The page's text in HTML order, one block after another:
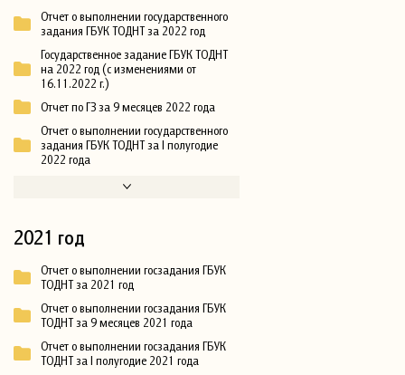
Отчет о выполнении государственного
задания ГБУК ТОДНТ за 2022 год
Государственное задание ГБУК ТОДНТ
на 2022 год (с изменениями от
16.11.2022 г.)
Отчет по ГЗ за 9 месяцев 2022 года
Отчет о выполнении государственного
задания ГБУК ТОДНТ за I полугодие
2022 года
2021 год
Отчет о выполнении госзадания ГБУК
ТОДНТ за 2021 год
Отчет о выполнении госзадания ГБУК
ТОДНТ за 9 месяцев 2021 года
Отчет о выполнении госзадания ГБУК
ТОДНТ за I полугодие 2021 года